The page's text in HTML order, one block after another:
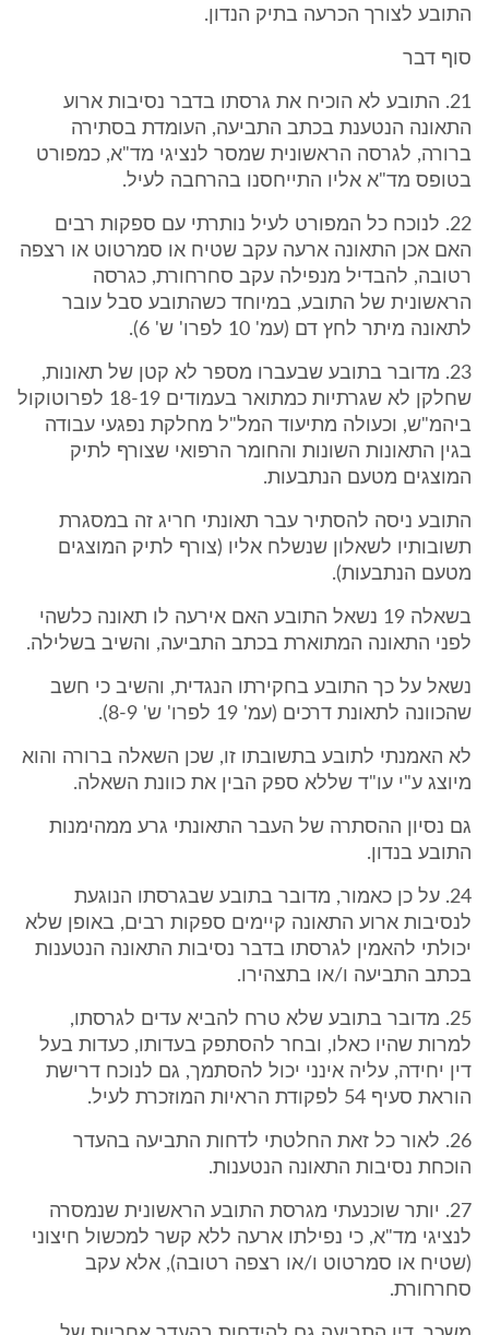
התובע לצורך הכרעה בתיק הנדון.
סוף דבר
21. התובע לא הוכיח את גרסתו בדבר נסיבות ארוע
התאונה הנטענת בכתב התביעה, העומדת בסתירה
ברורה, לגרסה הראשונית שמסר לנציגי מד"א, כמפורט
בטופס מד"א אליו התייחסנו בהרחבה לעיל.
22. לנוכח כל המפורט לעיל נותרתי עם ספקות רבים
האם אכן התאונה ארעה עקב שטיח או סמרטוט או רצפה
רטובה, להבדיל מנפילה עקב סחרחורת, כגרסה
הראשונית של התובע, במיוחד כשהתובע סבל עובר
לתאונה מיתר לחץ דם (עמ' 10 לפרו' ש' 6).
23. מדובר בתובע שבעברו מספר לא קטן של תאונות,
שחלקן לא שגרתיות כמתואר בעמודים 18-19 לפרוטוקול
ביהמ"ש, וכעולה מתיעוד המל"ל מחלקת נפגעי עבודה
בגין התאונות השונות והחומר הרפואי שצורף לתיק
המוצגים מטעם הנתבעות.
התובע ניסה להסתיר עבר תאונתי חריג זה במסגרת
תשובותיו לשאלון שנשלח אליו (צורף לתיק המוצגים
מטעם הנתבעות).
בשאלה 19 נשאל התובע האם אירעה לו תאונה כלשהי
לפני התאונה המתוארת בכתב התביעה, והשיב בשלילה.
נשאל על כך התובע בחקירתו הנגדית, והשיב כי חשב
שהכוונה לתאונת דרכים (עמ' 19 לפרו' ש' 8-9).
לא האמנתי לתובע בתשובתו זו, שכן השאלה ברורה והוא
מיוצג ע"י עו"ד שללא ספק הבין את כוונת השאלה.
גם נסיון ההסתרה של העבר התאונתי גרע ממהימנות
התובע בנדון.
24. על כן כאמור, מדובר בתובע שבגרסתו הנוגעת
לנסיבות ארוע התאונה קיימים ספקות רבים, באופן שלא
יכולתי להאמין לגרסתו בדבר נסיבות התאונה הנטענות
בכתב התביעה ו/או בתצהירו.
25. מדובר בתובע שלא טרח להביא עדים לגרסתו,
למרות שהיו כאלו, ובחר להסתפק בעדותו, כעדות בעל
דין יחידה, עליה אינני יכול להסתמך, גם לנוכח דרישת
הוראת סעיף 54 לפקודת הראיות המוזכרת לעיל.
26. לאור כל זאת החלטתי לדחות התביעה בהעדר
הוכחת נסיבות התאונה הנטענות.
27. יותר שוכנעתי מגרסת התובע הראשונית שנמסרה
לנציגי מד"א, כי נפילתו ארעה ללא קשר למכשול חיצוני
(שטיח או סמרטוט ו/או רצפה רטובה), אלא עקב
סחרחורת.